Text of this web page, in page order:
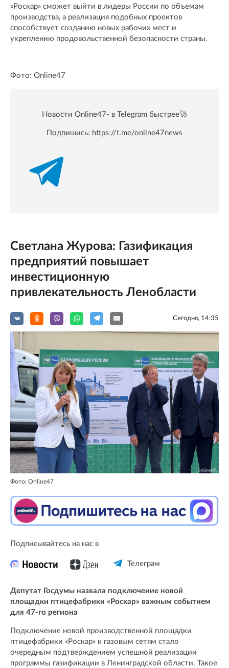
«Роскар» сможет выйти в лидеры России по объемам
производства, а реализация подобных проектов
способствует созданию новых рабочих мест и
укреплению продовольственной безопасности страны.
Фото: Online47
Новости Online47- в Telegram быстрее🚀
Подпишись: https://t.me/online47news
Светлана Журова: Газификация
предприятий повышает
инвестиционную
привлекательность Ленобласти
Сегодня, 14:35
Фото: Online47
Подписывайтесь на нас в
Телеграм
Депутат Госдумы назвала подключение новой
площадки птицефабрики «Роскар» важным событием
для 47-го региона
Подключение новой производственной площадки
птицефабрики «Роскар» к газовым сетям стало
очередным подтверждением успешной реализации
программы газификации в Ленинградской области. Такое